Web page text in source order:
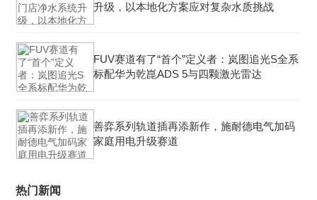
升级，以本地化方案应对复杂水质挑战
FUV赛道有了“首个”定义者：岚图追光S全系
标配华为乾崑ADS 5与四颗激光雷达
善弈系列轨道插再添新作，施耐德电气加码
家庭用电升级赛道
热门新闻